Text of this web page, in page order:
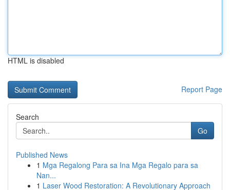
HTML is disabled
Report Page
Search
Go
Published News
1 Mga Regalong Para sa Ina Mga Regalo para sa
Nan...
1 Laser Wood Restoration: A Revolutionary Approach